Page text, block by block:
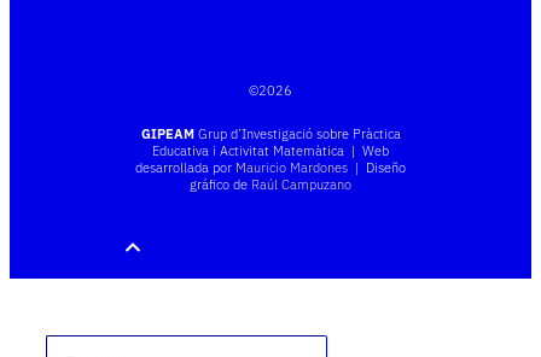
©2026
GIPEAMGrup d’Investigació sobre Pràctica
Educativa i Activitat Matemàtica | Web
desarrollada por Mauricio Mardones | Diseño
gráfico de Raúl Campuzano